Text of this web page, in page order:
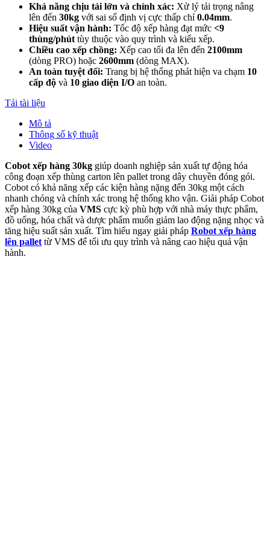
Khả năng chịu tải lớn và chính xác: Xử lý tải trọng nâng
lên đến 30kg với sai số định vị cực thấp chỉ 0.04mm.
Hiệu suất vận hành: Tốc độ xếp hàng đạt mức <9
thùng/phút tùy thuộc vào quy trình và kiểu xếp.
Chiều cao xếp chồng: Xếp cao tối đa lên đến 2100mm
(dòng PRO) hoặc 2600mm (dòng MAX).
An toàn tuyệt đối: Trang bị hệ thống phát hiện va chạm 10
cấp độ và 10 giao diện I/O an toàn.
Tải tài liệu
Mô tả
Thông số kỹ thuật
Video
Cobot xếp hàng 30kg giúp doanh nghiệp sản xuất tự động hóa
công đoạn xếp thùng carton lên pallet trong dây chuyền đóng gói.
Cobot có khả năng xếp các kiện hàng nặng đến 30kg một cách
nhanh chóng và chính xác trong hệ thống kho vận. Giải pháp Cobot
xếp hàng 30kg của VMS cực kỳ phù hợp với nhà máy thực phẩm,
đồ uống, hóa chất và dược phẩm muốn giảm lao động nặng nhọc và
tăng hiệu suất sản xuất. Tìm hiểu ngay giải pháp Robot xếp hàng
lên pallet từ VMS để tối ưu quy trình và nâng cao hiệu quả vận
hành.